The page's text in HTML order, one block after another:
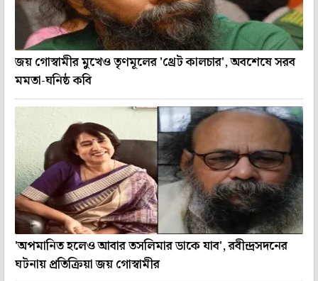
জয় গোস্বামীর মুখেও তৃণমূলের 'থ্রেট কালচার', অবশেষে সরব
মমতা-ঘনিষ্ঠ কবি
'অপমানিত হলেও আবার তসলিমার ডাকে যাব', রবীন্দ্রসদনের
ঘটনায় প্রতিক্রিয়া জয় গোস্বামীর